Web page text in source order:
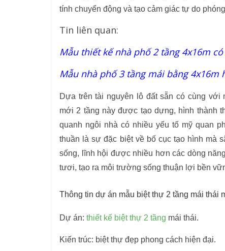
tính chuyển động và tạo cảm giác tự do
Tin liên quan:
Mẫu thiết kế nhà phố 2 tầng 4x16m
Mẫu nhà phố 3 tầng mái bằng
Dựa trên tài nguyên lô đất sẵn có cùng
mới 2 tầng này được tạo dựng, hình thành
quanh ngôi nhà có nhiều yếu tố mỹ quan
thuần là sự đặc biệt về bố cục tạo hình mà
sống, lĩnh hội được nhiều hơn các dòng
tươi, tạo ra môi trường sống thuận lợi bền
Thông tin dự án mẫu biệt thự 2 tầng mái thái
Dự án: thiết kế biệt thự 2 tầng mái thái.
Kiến trúc: biệt thự đẹp phong cách hiện đại.